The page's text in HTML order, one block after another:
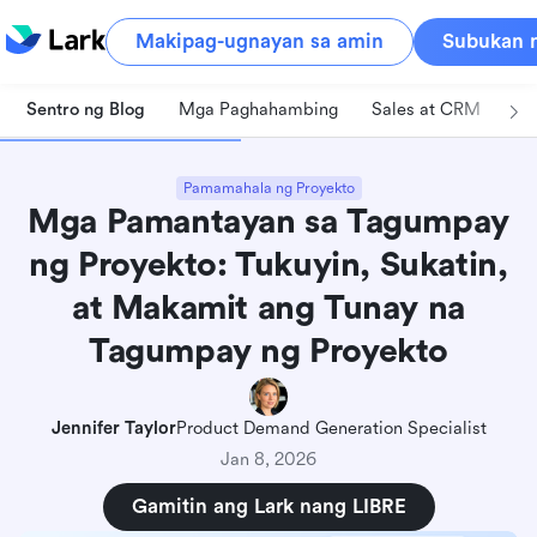
Makipag-ugnayan sa amin Subukan
Sentro ng Blog Mga Paghahambing Sales at CRM
Pamamahala ng Proyekto
Mga Pamantayan sa Tagumpay
ng Proyekto: Tukuyin, Sukatin,
at Makamit ang Tunay na
Tagumpay ng Proyekto
Jennifer TaylorProduct Demand Generation Specialist
Jan 8, 2026
Gamitin ang Lark nang LIBRE